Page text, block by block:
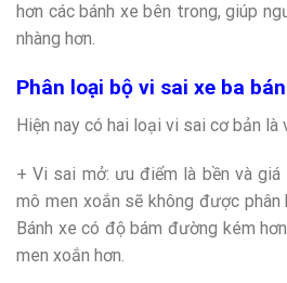
hơn các bánh xe bên trong, giúp
nhàng hơn.
Phân loại bộ vi sai xe ba
Hiện nay có hai loại vi sai cơ bản là
+ Vi sai mở: ưu điểm là bền và giá
mô men xoắn sẽ không được phân
Bánh xe có độ bám đường kém
men xoắn hơn.